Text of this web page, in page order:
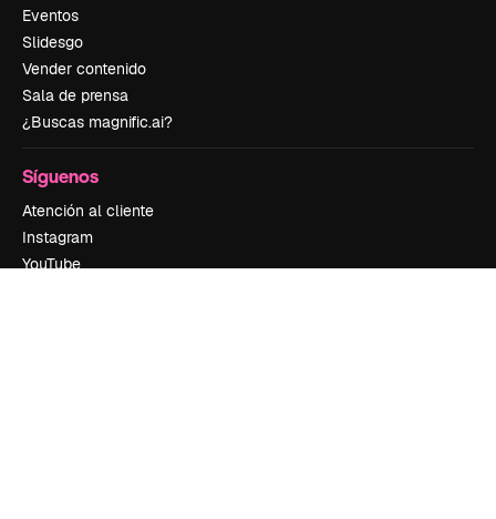
Eventos
Slidesgo
Vender contenido
Sala de prensa
¿Buscas magnific.ai?
Síguenos
Atención al cliente
Instagram
YouTube